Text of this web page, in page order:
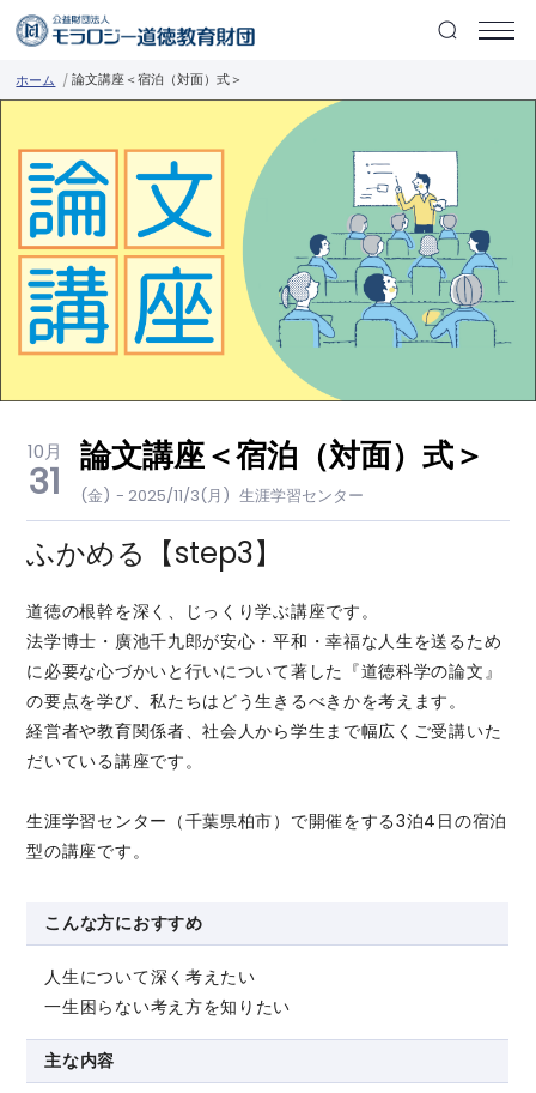
ホーム 論文講座＜宿泊（対面）式＞
10月
31
論文講座＜宿泊（対面）式＞
(金) - 2025/11/3(月) 生涯学習センター
ふかめる【step3】
道徳の根幹を深く、じっくり学ぶ講座です。
法学博士・廣池千九郎が安心・平和・幸福な人生を送るため
に必要な心づかいと行いについて著した『道徳科学の論文』
の要点を学び、私たちはどう生きるべきかを考えます。
経営者や教育関係者、社会人から学生まで幅広くご受講いた
だいている講座です。
生涯学習センター（千葉県柏市）で開催をする3泊4日の宿泊
型の講座です。
こんな方におすすめ
人生について深く考えたい
一生困らない考え方を知りたい
主な内容